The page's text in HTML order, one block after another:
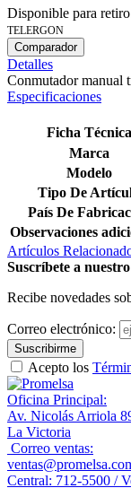
Disponible para
TELERGON
Comparador
Detalles
Conmutador manual
Especificaciones
Ficha Técnica
Marca
Modelo
Tipo De
País De
Observaciones
Artículos
Suscríbete a
Recibe novedades
Correo electrónico:
Suscribirme
Acepto los
Oficina Principal:
Av. Nicolás Arriola
La Victoria
Correo ventas:
Central: 712-5500 /